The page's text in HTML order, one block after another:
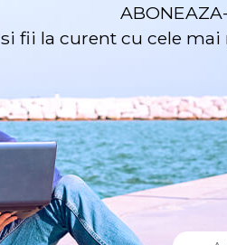
si fii la curent cu cele mai